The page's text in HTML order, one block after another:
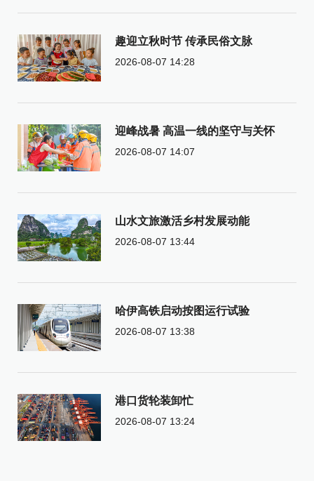
趣迎立秋时节 传承民俗文脉
2026-08-07 14:28
迎峰战暑 高温一线的坚守与关怀
2026-08-07 14:07
山水文旅激活乡村发展动能
2026-08-07 13:44
哈伊高铁启动按图运行试验
2026-08-07 13:38
港口货轮装卸忙
2026-08-07 13:24